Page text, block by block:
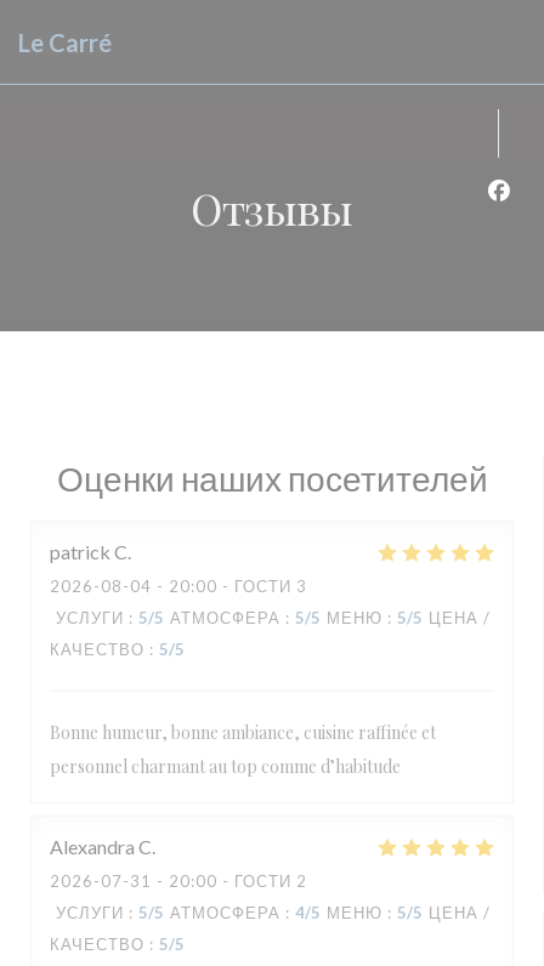
Le Carré
Отзывы
Оценки наших посетителей
patrick C
2026-08-04 - 20:00 - ГОСТИ 3
УСЛУГИ : 5/5 АТМОСФЕРА : 5/5 МЕНЮ : 5/5 ЦЕНА /
КАЧЕСТВО : 5/5
Bonne humeur, bonne ambiance, cuisine raffinée et
personnel charmant au top comme d’habitude
Alexandra C
2026-07-31 - 20:00 - ГОСТИ 2
УСЛУГИ : 5/5 АТМОСФЕРА : 4/5 МЕНЮ : 5/5 ЦЕНА /
КАЧЕСТВО : 5/5